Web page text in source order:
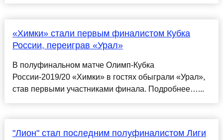
«Химки» стали первым финалистом Кубка
России, переиграв «Урал»
В полуфинальном матче Олимп-Кубка
России-2019/20 «Химки» в гостях обыграли «Урал»,
став первыми участниками финала. Подробнее…...
"Лион" стал последним полуфиналистом Лиги